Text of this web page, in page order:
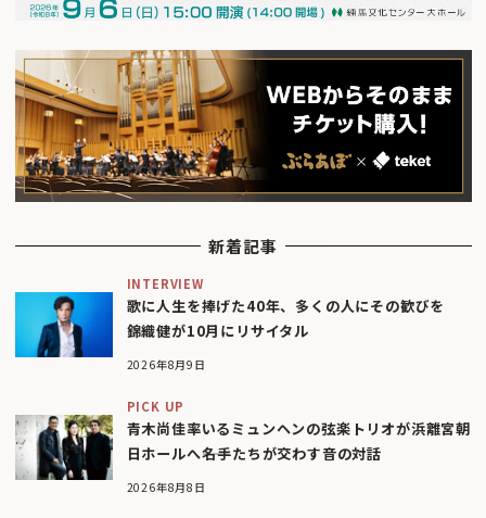
新着記事
INTERVIEW
歌に人生を捧げた40年、多くの人にその歓びを
錦織健が10月にリサイタル
2026年8月9日
PICK UP
青木尚佳率いるミュンヘンの弦楽トリオが浜離宮朝
日ホールへ――名手たちが交わす音の対話
2026年8月8日